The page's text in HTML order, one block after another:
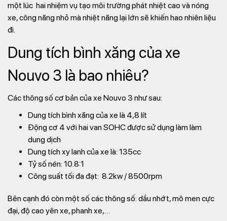
một lúc hai nhiệm vụ tạo môi trường phát nhiệt cao và nóng
xe, công năng nhỏ mà nhiệt năng lại lớn sẽ khiến hao nhiên liệu
đi.
Dung tích bình xăng của xe
Nouvo 3 là bao nhiêu?
Các thông số cơ bản của xe Nouvo 3 như sau:
Dung tích bình xăng của xe là 4,8 lít
Động cơ 4 với hai van SOHC được sử dụng làm làm
dung dịch
Dung tích xy lanh của xe là: 135cc
Tỷ số nén: 10.8:1
Công suất tối đa đạt: 8.2kw / 8500rpm
Bên cạnh đó còn một số các thông số: dầu nhớt, mô men cực
đại, độ cao yên xe, phanh xe,…